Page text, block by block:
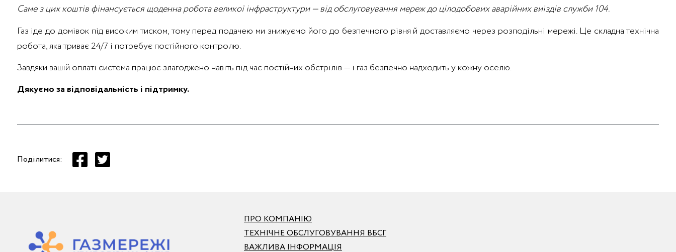
Саме з цих коштів фінансується щоденна робота великої інфраструктури — від обслуговування мереж до цілодобових аварійних виїздів служби 104.
Газ іде до домівок під високим тиском, тому перед подачею ми знижуємо його до безпечного рівня й доставляємо через розподільні мережі. Це складна технічна
робота, яка триває 24/7 і потребує постійного контролю.
Завдяки вашій оплаті система працює злагоджено навіть під час постійних обстрілів — і газ безпечно надходить у кожну оселю.
Дякуємо за відповідальність і підтримку.
Поділитися:
ПРО КОМПАНІЮ
ТЕХНІЧНЕ ОБСЛУГОВУВАННЯ ВБСГ
ВАЖЛИВА ІНФОРМАЦІЯ